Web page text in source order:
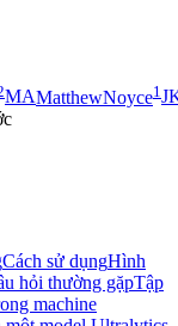
MAMatthewNoyce1
Cách sử dụngHình
hỏi thường gặpTập
machine